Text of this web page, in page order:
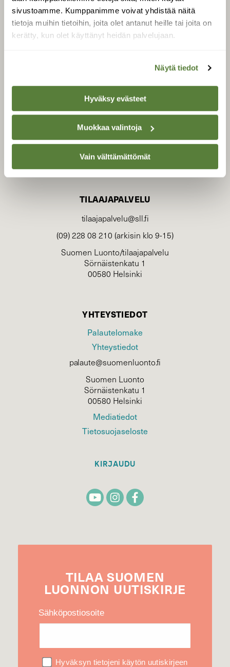
sivustoamme. Kumppanimme voivat yhdistää näitä
tietoja muihin tietoihin, joita olet antanut heille tai joita on
kerätty, kun olet käyttänyt heidän palvelujaan.
Näytä tiedot
Hyväksy evästeet
Muokkaa valintoja
Vain välttämättömät
SUOMEN LUONNON­
SUOJELU­LIITTO
Suomen Luonto -lehden
luonnonsuojelu­liitto.
TILAAJAPALVELU
tilaajapalvelu@sll.fi
(09) 228 08 210 (arkisin klo 9-15)
Suomen Luonto/tilaajapalvelu
Sörnäistenkatu 1
00580 Helsinki
YHTEYSTIEDOT
Palautelomake
Yhteystiedot
palaute@suomenluonto.fi
Suomen Luonto
Sörnäistenkatu 1
00580 Helsinki
Mediatiedot
Tietosuojaseloste
KIRJAUDU
TILAA SUOMEN
LUONNON UUTIS­KIRJE
Sähköpostiosoite
Hyväksyn tietojeni käytön uutiskirjeen